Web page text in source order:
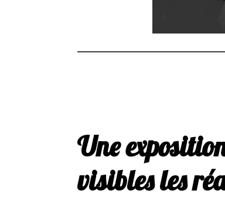
Une
visibles les